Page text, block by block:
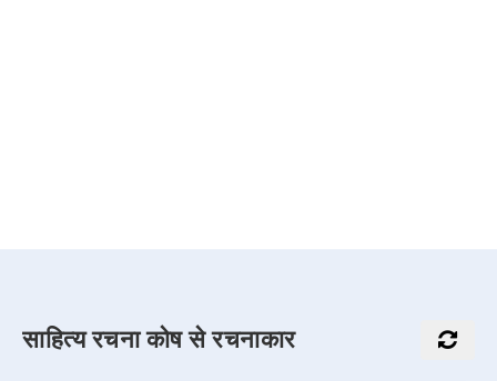
साहित्य रचना कोष से रचनाकार